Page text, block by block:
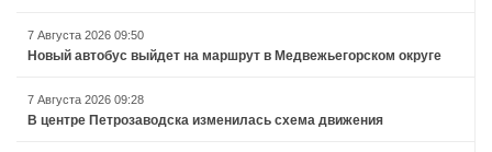
7 Августа 2026 09:50
Новый автобус выйдет на маршрут в Медвежьегорском округе
7 Августа 2026 09:28
В центре Петрозаводска изменилась схема движения